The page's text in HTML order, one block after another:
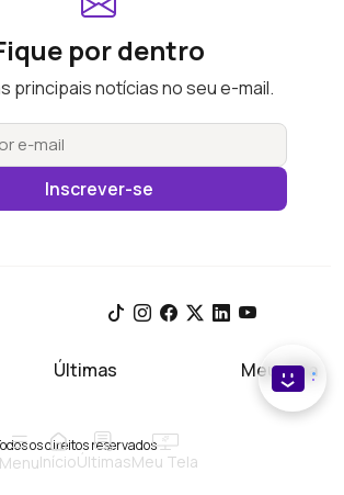
MenuInícioÚltimasMeu Tela
por dentro
principais notícias no seu e-mail.
Inscrever-se
Últimas Meu Tela
os direitos reservados